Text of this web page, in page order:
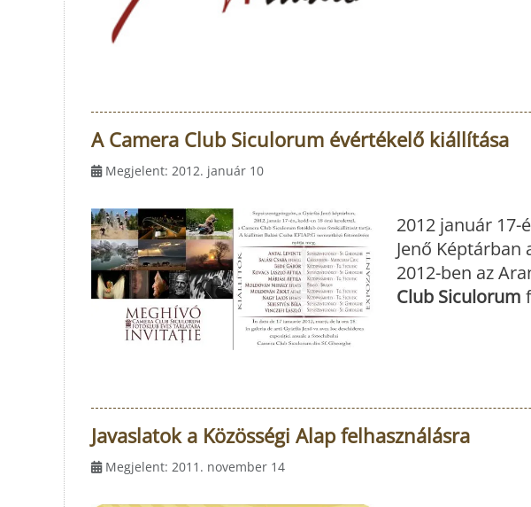
A Camera Club Siculorum évértékelő kiállítása
Megjelent: 2012. január 10
2012 január 17-
Jenő
2012-ben az
Club Siculorum
Javaslatok a Közösségi Alap felhasználásra
Megjelent: 2011. november 14